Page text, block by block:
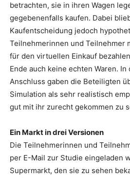
betrachten, sie in ihren Wagen
gegebenenfalls kaufen. Dabei
Kaufentscheidung jedoch
Teilnehmerinnen und Teilnehmer
für den virtuellen Einkauf
Ende auch keine echten Waren.
Anschluss gaben die Beteiligten
Simulation als sehr realistisch
gut mit ihr zurecht gekommen zu
Ein Markt in drei Versionen
Die Teilnehmerinnen und
per E-Mail zur Studie eingeladen
Supermarkt, den sie zu sehen